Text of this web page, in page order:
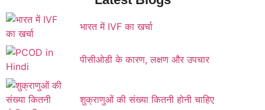
भारत में IVF का खर्चा
पीसीओडी के कारण, लक्षण और उपचार
शुक्राणुओं की संख्या कितनी होनी चाहिए